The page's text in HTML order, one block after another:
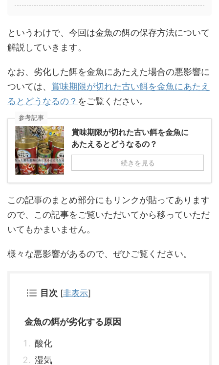
というわけで、今回は金魚の餌の保存方法について
解説していきます。
なお、劣化した餌を金魚にあたえた場合の悪影響に
ついては、 賞味期限が切れた古い餌を金魚にあたえ
るとどうなるの？ をご覧ください。
参考記事
賞味期限が切れた古い餌を金魚に
あたえるとどうなるの？
続きを見る
この記事のまとめ部分にもリンクが貼ってあります
ので、この記事をご覧いただいてから移っていただ
いてもかまいません。
様々な悪影響があるので、ぜひご覧ください。
目次 [非表示]
金魚の餌が劣化する原因
酸化
湿気